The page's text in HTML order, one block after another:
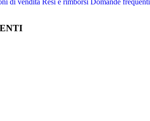
di vendita Resi e rimborsi Domande frequenti